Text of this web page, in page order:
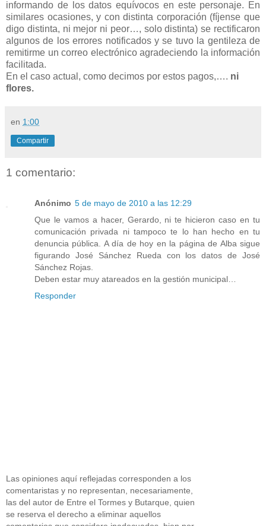
informando de los datos equívocos en este personaje. En
similares ocasiones, y con distinta corporación (fíjense que
digo distinta, ni mejor ni peor…, solo distinta) se rectificaron
algunos de los errores notificados y se tuvo la gentileza de
remitirme un correo electrónico agradeciendo la información
facilitada.
En el caso actual, como decimos por estos pagos,…. ni
flores.
en 1:00
Compartir
1 comentario:
Anónimo 5 de mayo de 2010 a las 12:29
Que le vamos a hacer, Gerardo, ni te hicieron caso en tu
comunicación privada ni tampoco te lo han hecho en tu
denuncia pública. A día de hoy en la página de Alba sigue
figurando José Sánchez Rueda con los datos de José
Sánchez Rojas.
Deben estar muy atareados en la gestión municipal…
Responder
Las opiniones aquí reflejadas corresponden a los
comentaristas y no representan, necesariamente,
las del autor de Entre el Tormes y Butarque, quien
se reserva el derecho a eliminar aquellos